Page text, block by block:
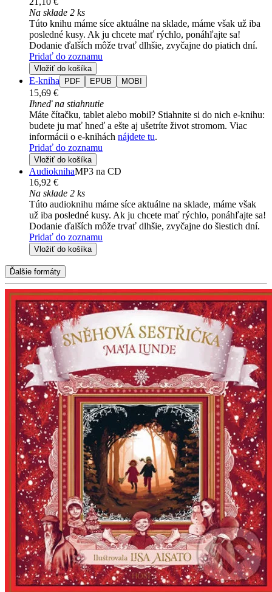
Na sklade 2 ks
Túto knihu máme síce aktuálne na sklade, máme však už iba
posledné kusy. Ak ju chcete mať rýchlo, ponáhľajte sa!
Dodanie ďalších môže trvať dlhšie, zvyčajne do piatich dní.
Pridať do zoznamu
Vložiť do košíka
E-kniha PDF EPUB MOBI
15,69 €
Ihneď na stiahnutie
Máte čítačku, tablet alebo mobil? Stiahnite si do nich e-knihu:
budete ju mať hneď a ešte aj ušetríte život stromom. Viac
informácii o e-knihách nájdete tu.
Pridať do zoznamu
Vložiť do košíka
AudioknihaMP3 na CD
16,92 €
Na sklade 2 ks
Túto audioknihu máme síce aktuálne na sklade, máme však
už iba posledné kusy. Ak ju chcete mať rýchlo, ponáhľajte sa!
Dodanie ďalších môže trvať dlhšie, zvyčajne do šiestich dní.
Pridať do zoznamu
Vložiť do košíka
Ďalšie formáty